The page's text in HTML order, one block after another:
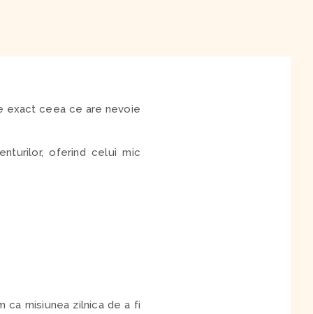
exact ceea ce are nevoie
oferind celui mic
ca misiunea zilnica de a fi